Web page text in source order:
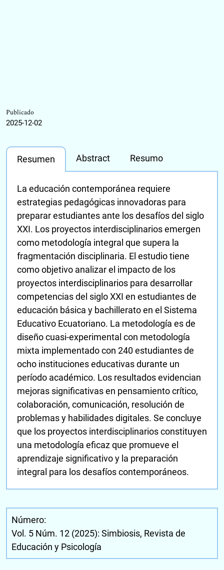
Publicado
2025-12-02
Resumen Abstract Resumo
La educación contemporánea requiere
estrategias pedagógicas innovadoras para
preparar estudiantes ante los desafíos del siglo
XXI. Los proyectos interdisciplinarios emergen
como metodología integral que supera la
fragmentación disciplinaria. El estudio tiene
como objetivo analizar el impacto de los
proyectos interdisciplinarios para desarrollar
competencias del siglo XXI en estudiantes de
educación básica y bachillerato en el Sistema
Educativo Ecuatoriano. La metodología es de
diseño cuasi-experimental con metodología
mixta implementado con 240 estudiantes de
ocho instituciones educativas durante un
período académico. Los resultados evidencian
mejoras significativas en pensamiento crítico,
colaboración, comunicación, resolución de
problemas y habilidades digitales. Se concluye
que los proyectos interdisciplinarios constituyen
una metodología eficaz que promueve el
aprendizaje significativo y la preparación
integral para los desafíos contemporáneos.
Número:
Vol. 5 Núm. 12 (2025): Simbiosis, Revista de
Educación y Psicología